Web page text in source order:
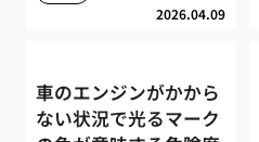
2026.04.09
車のエンジンがかから
ない状況で光るマーク